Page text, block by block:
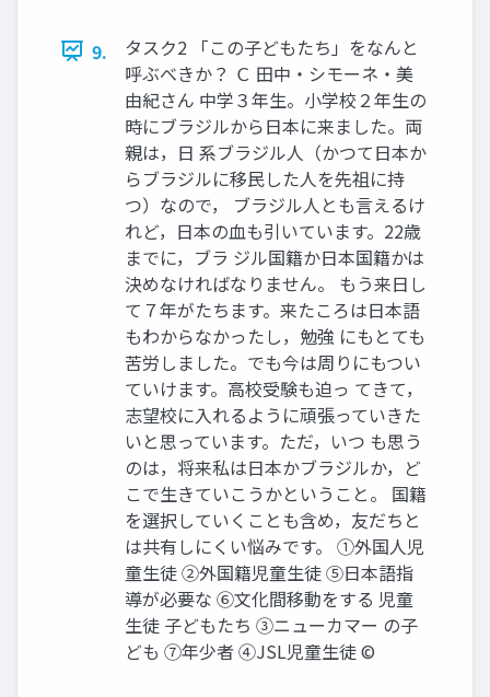
9.
タスク2 「この子どもたち」をなんと
呼ぶべきか？ Ｃ 田中・シモーネ・美
由紀さん 中学３年生。小学校２年生の
時にブラジルから日本に来ました。両
親は，日 系ブラジル人（かつて日本か
らブラジルに移民した人を先祖に持
つ）なので， ブラジル人とも言えるけ
れど，日本の血も引いています。22歳
までに，ブラ ジル国籍か日本国籍かは
決めなければなりません。 もう来日し
て７年がたちます。来たころは日本語
もわからなかったし，勉強 にもとても
苦労しました。でも今は周りにもつい
ていけます。高校受験も迫っ てきて，
志望校に入れるように頑張っていきた
いと思っています。ただ，いつ も思う
のは，将来私は日本かブラジルか，ど
こで生きていこうかということ。 国籍
を選択していくことも含め，友だちと
は共有しにくい悩みです。 ①外国人児
童生徒 ②外国籍児童生徒 ⑤日本語指
導が必要な ⑥文化間移動をする 児童
生徒 子どもたち ③ニューカマー の子
ども ⑦年少者 ④JSL児童生徒 ©